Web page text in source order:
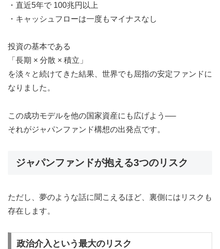
・直近5年で 100兆円以上
・キャッシュフローは一度もマイナスなし
投資の基本である
「長期 × 分散 × 積立」
を淡々と続けてきた結果、世界でも屈指の安定ファンドに
なりました。
この成功モデルを他の国家資産にも広げよう──
それがジャパンファンド構想の出発点です。
ジャパンファンドが抱える3つのリスク
ただし、夢のような話に聞こえるほど、裏側にはリスクも
存在します。
政治介入という最大のリスク